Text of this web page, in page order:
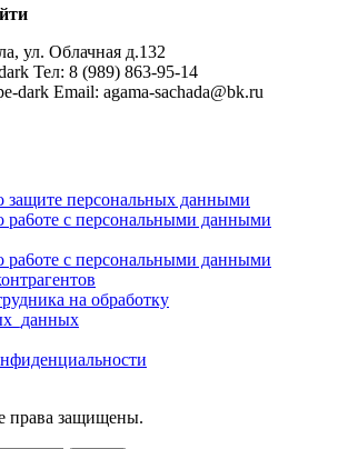
ул. Облачная д.132
Тел: 8 (989) 863-95-14
Email: agama-sachada@bk.ru
защите персональных данными
pa6oтe c персональными данными
pa6oтe c персональными данными
на обработку
права защищены.